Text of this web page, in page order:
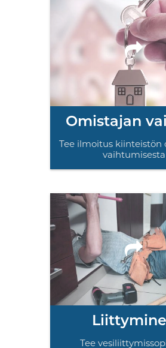
Omistajan
Tee ilmoitus kiinteistön
vaihtumisesta
Tee